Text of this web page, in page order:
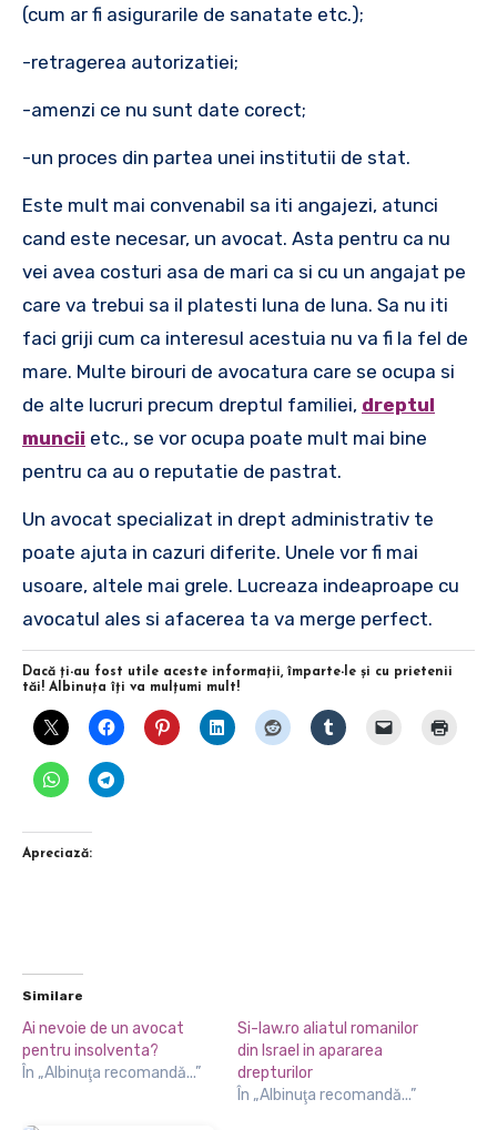
(cum ar fi asigurarile de sanatate etc.);
-retragerea autorizatiei;
-amenzi ce nu sunt date corect;
-un proces din partea unei institutii de stat.
Este mult mai convenabil sa iti angajezi, atunci
cand este necesar, un avocat. Asta pentru ca nu
vei avea costuri asa de mari ca si cu un angajat pe
care va trebui sa il platesti luna de luna. Sa nu iti
faci griji cum ca interesul acestuia nu va fi la fel de
mare. Multe birouri de avocatura care se ocupa si
de alte lucruri precum dreptul familiei, dreptul
muncii etc., se vor ocupa poate mult mai bine
pentru ca au o reputatie de pastrat.
Un avocat specializat in drept administrativ te
poate ajuta in cazuri diferite. Unele vor fi mai
usoare, altele mai grele. Lucreaza indeaproape cu
avocatul ales si afacerea ta va merge perfect.
Dacă ţi-au fost utile aceste informaţii, împarte-le şi cu prietenii
tăi! Albinuţa îţi va mulţumi mult!
Apreciază:
Similare
Ai nevoie de un avocat
pentru insolventa?
În „Albinuţa recomandă...”
Si-law.ro aliatul romanilor
din Israel in apararea
drepturilor
În „Albinuţa recomandă...”